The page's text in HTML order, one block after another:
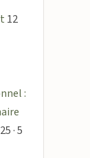
12
:
· 5